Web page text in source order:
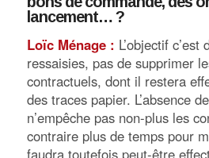
lancement… ?
Loïc Ménage : L’objectif c’est
ressaisies, pas de supprimer
contractuels, dont il restera
des traces papier. L’absence
n’empêche pas non-plus les
contraire plus de temps pour
faudra toutefois peut-être